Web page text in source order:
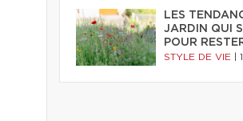
LES
JARDIN QUI
POUR
STYLE DE VIE